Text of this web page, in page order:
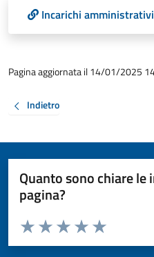
Incarichi
Pagina aggiornata il 14/01/2025
Indietro
Quanto sono chiare
pagina?
Valuta da 1 a 5 stelle la pagina
Valuta 5
Valuta 4 stelle
Valuta 3 stelle su 5
Valuta 2 stelle su 5
Valuta 1 stelle su 5